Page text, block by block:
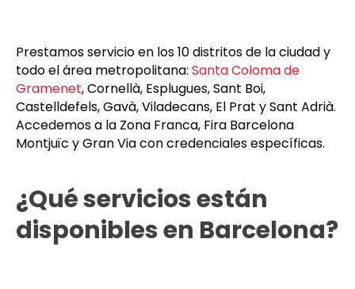
Prestamos servicio en los 10 distritos de la ciudad y
todo el área metropolitana: Santa Coloma de
Gramenet, Cornellà, Esplugues, Sant Boi,
Castelldefels, Gavà, Viladecans, El Prat y Sant Adrià.
Accedemos a la Zona Franca, Fira Barcelona
Montjuïc y Gran Via con credenciales específicas.
¿Qué servicios están
disponibles en Barcelona?